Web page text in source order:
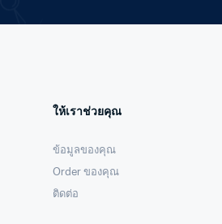
ให้เราช่วยคุณ
ข้อมูลของคุณ
Order ของคุณ
ติดต่อ